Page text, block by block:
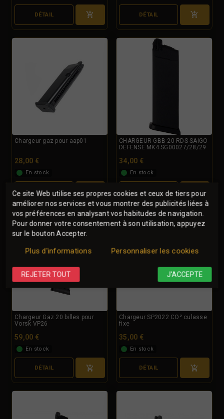
DÉTAIL DÉTAIL
Chargeur gaz pour aap01
28,00 €
En stock
DÉTAIL
CHARGEUR GBB 20 RDS SAIGO
DEFENSE MK4 SG00027/28/29
34,00 €
En stock
DÉTAIL
Chargeur Gaz 20 billes pour
Vorsk VP26
59,00 €
En stock
DÉTAIL
Chargeur SP2022 CO² culasse
fixe
35,00 €
En stock
DÉTAIL
Ce site Web utilise ses propres cookies et ceux de tiers pour
améliorer nos services et vous montrer des publicités liées à
vos préférences en analysant vos habitudes de navigation.
Pour donner votre consentement à son utilisation, appuyez
sur le bouton Accepter.
Plus d'informations Personnaliser les cookies
REJETER TOUT J'ACCEPTE